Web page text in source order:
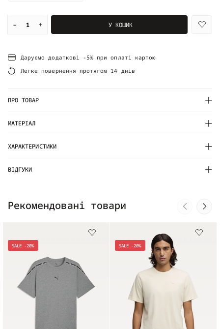
– + У КОШИК
Даруємо додаткові -5% при оплаті картою
Легке повернення протягом 14 днів
ПРО ТОВАР
МАТЕРІАЛ
ХАРАКТЕРИСТИКИ
ВІДГУКИ
Рекомендовані товари
SALE -20% SALE -20%